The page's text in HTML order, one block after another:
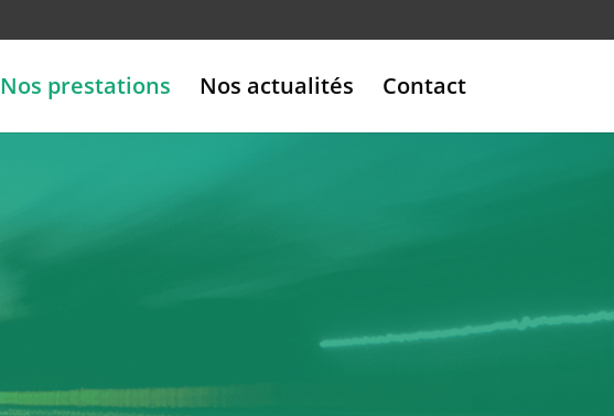
Nos prestations Nos actualités Contact